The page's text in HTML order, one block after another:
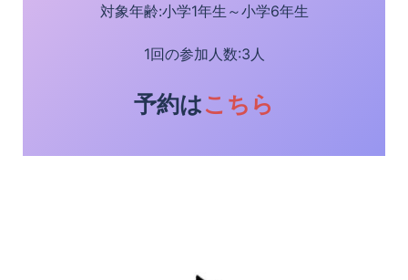
対象年齢:小学1年生～小学6年生
1回の参加人数:3人
予約はこちら